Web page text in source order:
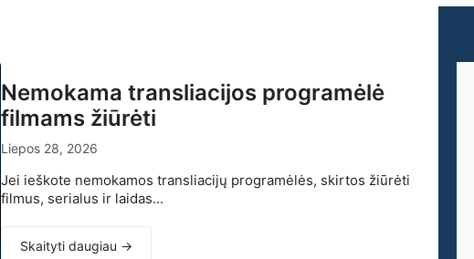
Nemokama transliacijos programėlė
filmams žiūrėti
Liepos 28, 2026
Jei ieškote nemokamos transliacijų programėlės, skirtos žiūrėti
filmus, serialus ir laidas...
Skaityti daugiau →